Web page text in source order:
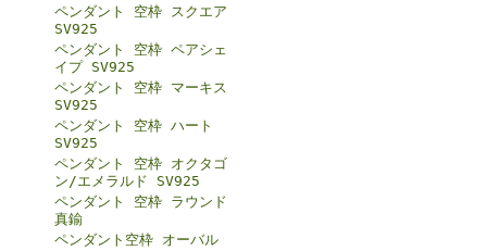
ペンダント 空枠 スクエア
SV925
ペンダント 空枠 ペアシェ
イプ SV925
ペンダント 空枠 マーキス
SV925
ペンダント 空枠 ハート
SV925
ペンダント 空枠 オクタゴ
ン/エメラルド SV925
ペンダント 空枠 ラウンド
真鍮
ペンダント空枠 オーバル